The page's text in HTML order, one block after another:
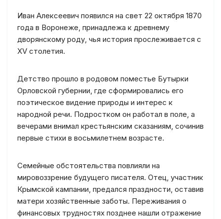
Иван Алексеевич появился на свет 22 октября 1870
года в Воронеже, принадлежа к древнему
дворянскому роду, чья история прослеживается с
XV столетия.
Детство прошло в родовом поместье Бутырки
Орловской губернии, где сформировались его
поэтическое видение природы и интерес к
народной речи. Подростком он работал в поле, а
вечерами внимал крестьянским сказаниям, сочинив
первые стихи в восьмилетнем возрасте.
Семейные обстоятельства повлияли на
мировоззрение будущего писателя. Отец, участник
Крымской кампании, предался праздности, оставив
матери хозяйственные заботы. Переживания о
финансовых трудностях позднее нашли отражение